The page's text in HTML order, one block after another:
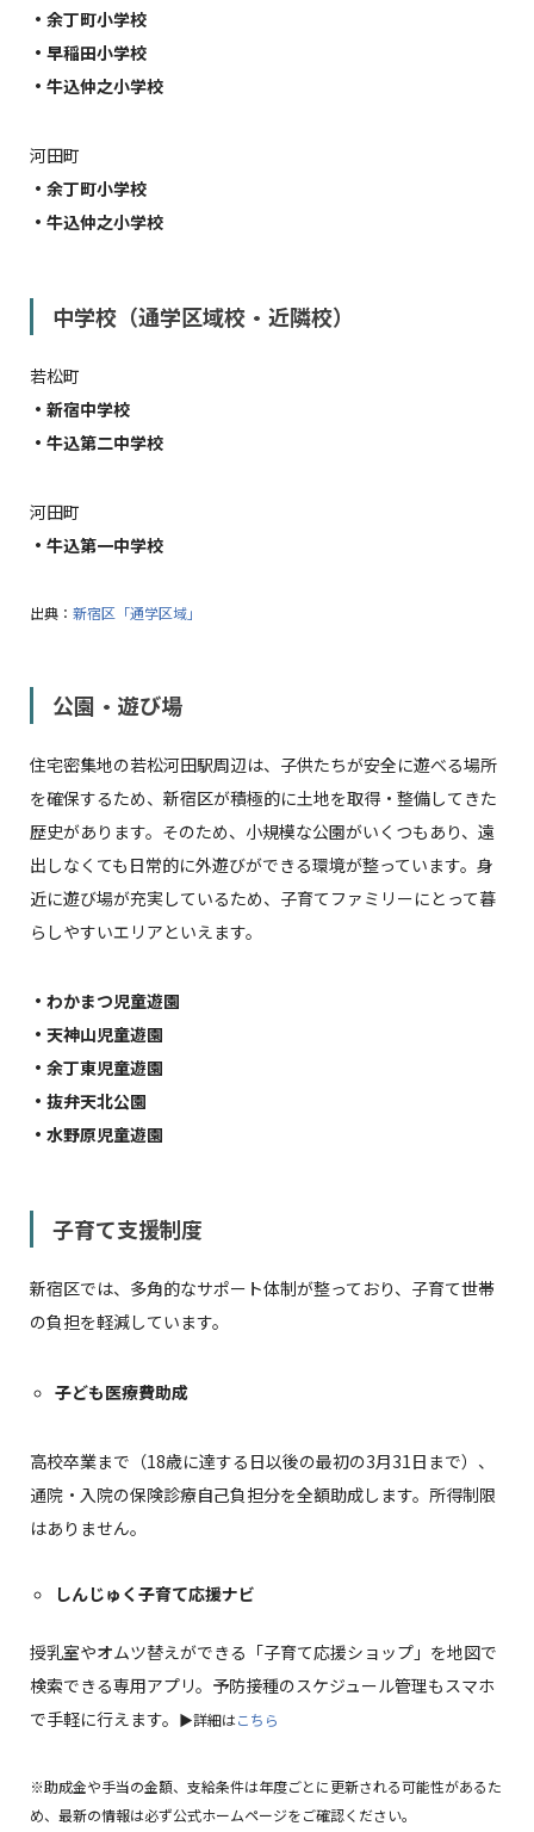
・余丁町小学校
・早稲田小学校
・牛込仲之小学校
河田町
・余丁町小学校
・牛込仲之小学校
中学校（通学区域校・近隣校）
若松町
・新宿中学校
・牛込第二中学校
河田町
・牛込第一中学校
出典： 新宿区「通学区域」
公園・遊び場
住宅密集地の若松河田駅周辺は、子供たちが安全に遊べる場所
を確保するため、新宿区が積極的に土地を取得・整備してきた
歴史があります。そのため、小規模な公園がいくつもあり、遠
出しなくても日常的に外遊びができる環境が整っています。身
近に遊び場が充実しているため、子育てファミリーにとって暮
らしやすいエリアといえます。
・わかまつ児童遊園
・天神山児童遊園
・余丁東児童遊園
・抜弁天北公園
・水野原児童遊園
子育て支援制度
新宿区では、多角的なサポート体制が整っており、子育て世帯
の負担を軽減しています。
子ども医療費助成
高校卒業まで（18歳に達する日以後の最初の3月31日まで）、
通院・入院の保険診療自己負担分を全額助成します。所得制限
はありません。
しんじゅく子育て応援ナビ
授乳室やオムツ替えができる「子育て応援ショップ」を地図で
検索できる専用アプリ。予防接種のスケジュール管理もスマホ
で手軽に行えます。 ▶詳細はこちら
※助成金や手当の金額、支給条件は年度ごとに更新される可能性があるた
め、最新の情報は必ず公式ホームページをご確認ください。